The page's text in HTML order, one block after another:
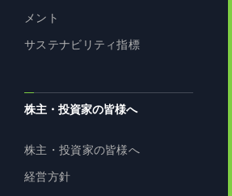
メント
サステナビリティ指標
株主・投資家の皆様へ
株主・投資家の皆様へ
経営方針